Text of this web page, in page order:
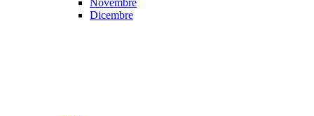
Novembre
Dicembre